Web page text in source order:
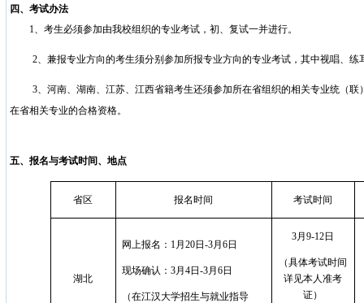
四、考试办法
1、考生必须参加由我校组织的专业考试，初、复试一并进行。
2、兼报专业方向的考生须分别参加所报专业方向的专业考试，其中视唱、练
3、河南、湖南、江苏、江西省籍考生还须参加所在省组织的相关专业统（
在省相关专业的合格资格。
五、报名与考试时间、地点
省区 报名时间 考试时间
湖北
网上报名： 1月20日 -3月6日
现场确认： 3月4日 -3月6日
（在江汉大学招生与就业指导
3月9-12日
（具体考试时间
详见本人准考
证）